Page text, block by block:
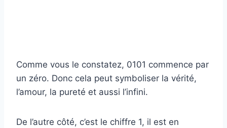
Comme vous le constatez, 0101 commence par
un zéro. Donc cela peut symboliser la vérité,
l’amour, la pureté et aussi l’infini.
De l’autre côté, c’est le chiffre 1, il est en